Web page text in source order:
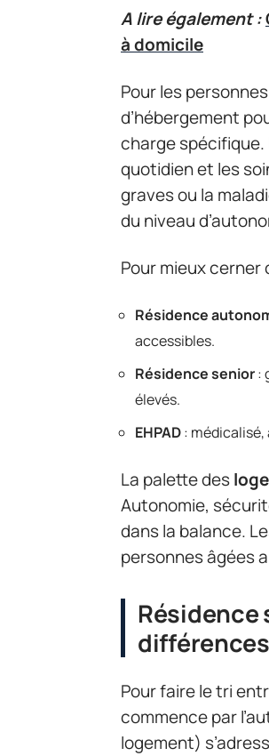
A lire également :
à domicile
Pour les
d’hébergement
charge spécifique.
quotidien et les
graves ou la
du niveau
Pour mieux
Résidence
accessibles.
Résidence senior:
élevés.
EHPAD:
La palette des
Autonomie,
dans la balance.
personnes âgées
Résidence
Pour faire le tri
commence par
logement)